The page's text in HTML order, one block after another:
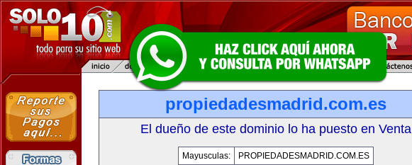
propiedadesmadrid.com.es
El dueño de este dominio lo ha puesto en Venta
Mayusculas:
PROPIEDADESMADRID.COM.ES